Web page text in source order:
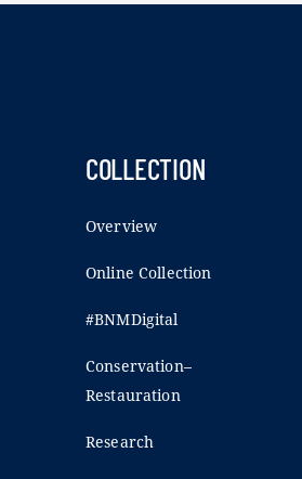
COLLECTION
Overview
Online Collection
#BNMDigital
Conservation–
Restauration
Research